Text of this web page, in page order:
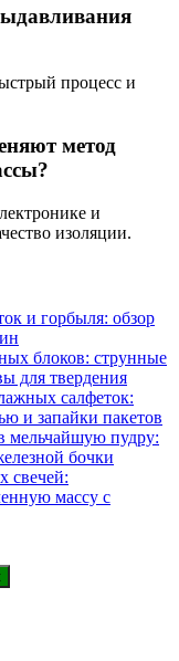
процесс и
метод
и
изоляции.
и горбыля: обзор
блоков: струнные
для твердения
салфеток:
и запайки пакетов
мельчайшую пудру:
бочки
свечей:
массу с